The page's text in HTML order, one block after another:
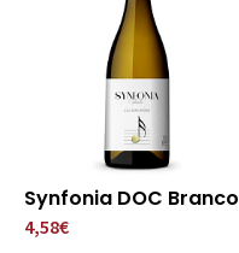
Synfonia DOC Branco
4,58€